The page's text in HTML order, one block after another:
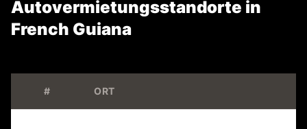
Autovermietungsstandorte in
French Guiana
# ORT